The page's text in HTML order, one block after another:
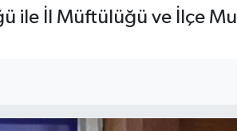
ile İl Müftülüğü ve İlçe